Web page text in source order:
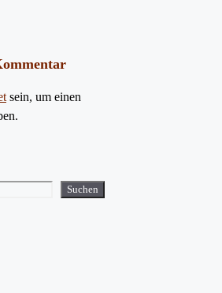
sein, um einen
Suchen